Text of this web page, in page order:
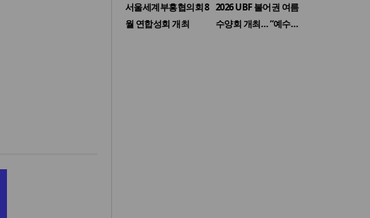
서울세계부흥협의회 8
월 연합성회 개최
2026 UBF 불어권 여름
수양회 개최… “예수…